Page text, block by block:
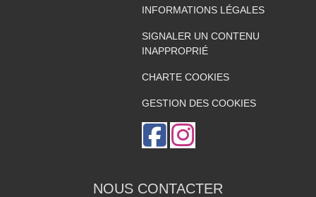
INFORMATIONS LÉGALES
SIGNALER UN CONTENU
INAPPROPRIÉ
CHARTE COOKIES
GESTION DES COOKIES
NOUS CONTACTER